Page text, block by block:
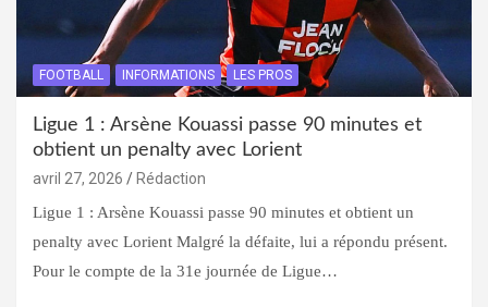
FOOTBALL INFORMATIONS LES PROS
Ligue 1 : Arsène Kouassi passe 90 minutes et
obtient un penalty avec Lorient
avril 27, 2026
Rédaction
Ligue 1 : Arsène Kouassi passe 90 minutes et obtient un
penalty avec Lorient Malgré la défaite, lui a répondu présent.
Pour le compte de la 31e journée de Ligue…